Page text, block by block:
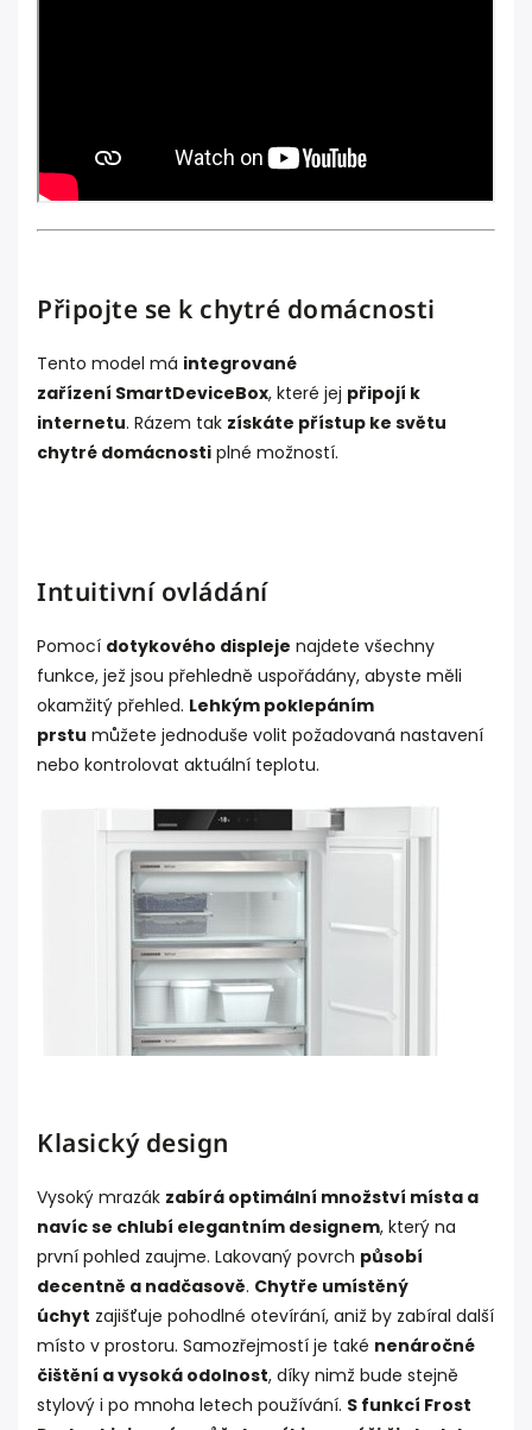
Připojte se k chytré domácnosti
Tento model má integrované
zařízení SmartDeviceBox, které jej připojí k
internetu. Rázem tak získáte přístup ke světu
chytré domácnosti plné možností.
Intuitivní ovládání
Pomocí dotykového displeje najdete všechny
funkce, jež jsou přehledně uspořádány, abyste měli
okamžitý přehled. Lehkým poklepáním
prstu můžete jednoduše volit požadovaná nastavení
nebo kontrolovat aktuální teplotu.
Klasický design
Vysoký mrazák zabírá optimální množství místa a
navíc se chlubí elegantním designem, který na
první pohled zaujme. Lakovaný povrch působí
decentně a nadčasově. Chytře umístěný
úchyt zajišťuje pohodlné otevírání, aniž by zabíral další
místo v prostoru. Samozřejmostí je také nenáročné
čištění a vysoká odolnost, díky nimž bude stejně
stylový i po mnoha letech používání. S funkcí Frost